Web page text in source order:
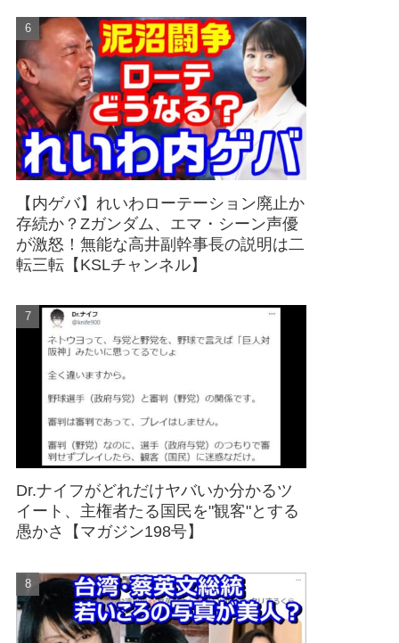
【内ゲバ】れいわローテーション廃止か
存続か？Zガンダム、エマ・シーン声優
が激怒！無能な高井副幹事長の説明は二
転三転【KSLチャンネル】
Dr.ナイフがどれだけヤバいか分かるツ
イート、主権者たる国民を"観客"とする
愚かさ【マガジン198号】